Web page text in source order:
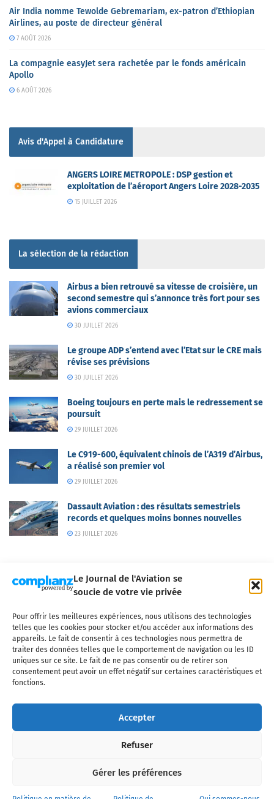
Le Journal de l'Aviation se
soucie de votre vie privée
Pour offrir les meilleures expériences, nous utilisons des technologies
telles que les cookies pour stocker et/ou accéder aux informations des
appareils. Le fait de consentir à ces technologies nous permettra de
traiter des données telles que le comportement de navigation ou les ID
uniques sur ce site. Le fait de ne pas consentir ou de retirer son
consentement peut avoir un effet négatif sur certaines caractéristiques et
fonctions.
Accepter
Refuser
Gérer les préférences
Air India nomme Tewolde Gebremariam, ex-patron d’Ethiopian
Airlines, au poste de directeur général
7 AOÛT 2026
La compagnie easyJet sera rachetée par le fonds américain
Apollo
6 AOÛT 2026
Avis d'Appel à Candidature
ANGERS LOIRE METROPOLE : DSP gestion et
exploitation de l’aéroport Angers Loire 2028-2035
15 JUILLET 2026
La sélection de la rédaction
Airbus a bien retrouvé sa vitesse de croisière, un
second semestre qui s’annonce très fort pour ses
avions commerciaux
30 JUILLET 2026
Le groupe ADP s’entend avec l’Etat sur le CRE mais
révise ses prévisions
30 JUILLET 2026
Boeing toujours en perte mais le redressement se
poursuit
29 JUILLET 2026
Le C919-600, équivalent chinois de l’A319 d’Airbus,
a réalisé son premier vol
29 JUILLET 2026
Dassault Aviation : des résultats semestriels
records et quelques moins bonnes nouvelles
23 JUILLET 2026
Qui sommes-nous ? Nous contacter
Partenaires
Mentions légales
CGV Politique de confidentialité Cookies
l'industrie aéronautique, l'aviation commerciale, l'aviation d'affaires, les
civils, l'aéronautique de défense et l'industrie spatiale. Toute reproduction,
interdite sans autorisation écrite spécifique du Journal de l’Aviation.